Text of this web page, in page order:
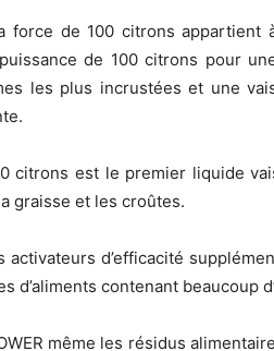
force de 100 citrons
de 100 citrons pour
les plus incrustées et une
citrons est le premier liquide
graisse et les croûtes.
activateurs d’efficacité
d’aliments contenant beaucoup
même les résidus